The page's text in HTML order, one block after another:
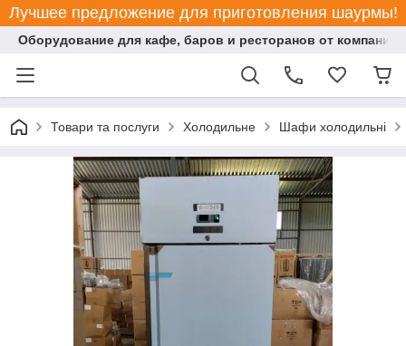
Лучшее предложение для приготовления шаурмы!
Оборудование для кафе, баров и ресторанов от компании
Товари та послуги Холодильне Шафи холодильні